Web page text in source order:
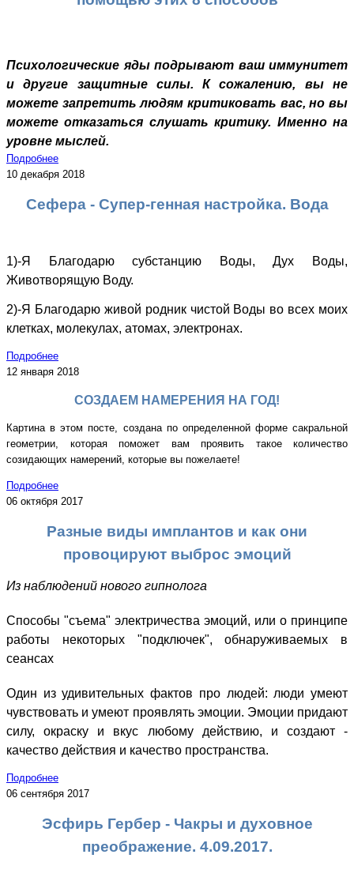
Психологические яды подрывают ваш иммунитет
и другие защитные силы. К сожалению, вы не
можете запретить людям критиковать вас, но вы
можете отказаться слушать критику. Именно на
уровне мыслей.
Подробнее
10 декабря 2018
Сефера - Супер-генная настройка. Вода
1)-Я Благодарю субстанцию Воды, Дух Воды,
Животворящую Воду.
2)-Я Благодарю живой родник чистой Воды во всех моих
клетках, молекулах, атомах, электронах.
Подробнее
12 января 2018
СОЗДАЕМ НАМЕРЕНИЯ НА ГОД!
Картина в этом посте, создана по определенной форме сакральной
геометрии, которая поможет вам проявить такое количество
созидающих намерений, которые вы пожелаете!
Подробнее
06 октября 2017
Разные виды имплантов и как они
провоцируют выброс эмоций
Из наблюдений нового гипнолога
Способы "съема" электричества эмоций, или о принципе
работы некоторых "подключек", обнаруживаемых в
сеансах
Один из удивительных фактов про людей: люди умеют
чувствовать и умеют проявлять эмоции. Эмоции придают
силу, окраску и вкус любому действию, и создают -
качество действия и качество пространства.
Подробнее
06 сентября 2017
Эсфирь Гербер - Чакры и духовное
преображение. 4.09.2017.